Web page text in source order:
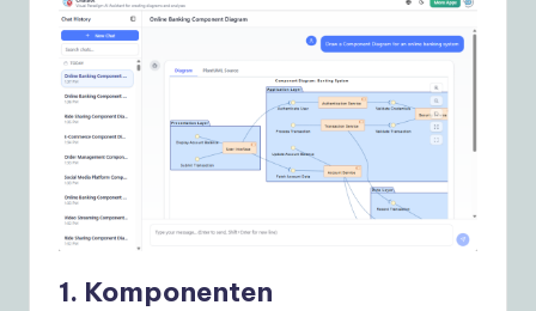
1. Komponenten